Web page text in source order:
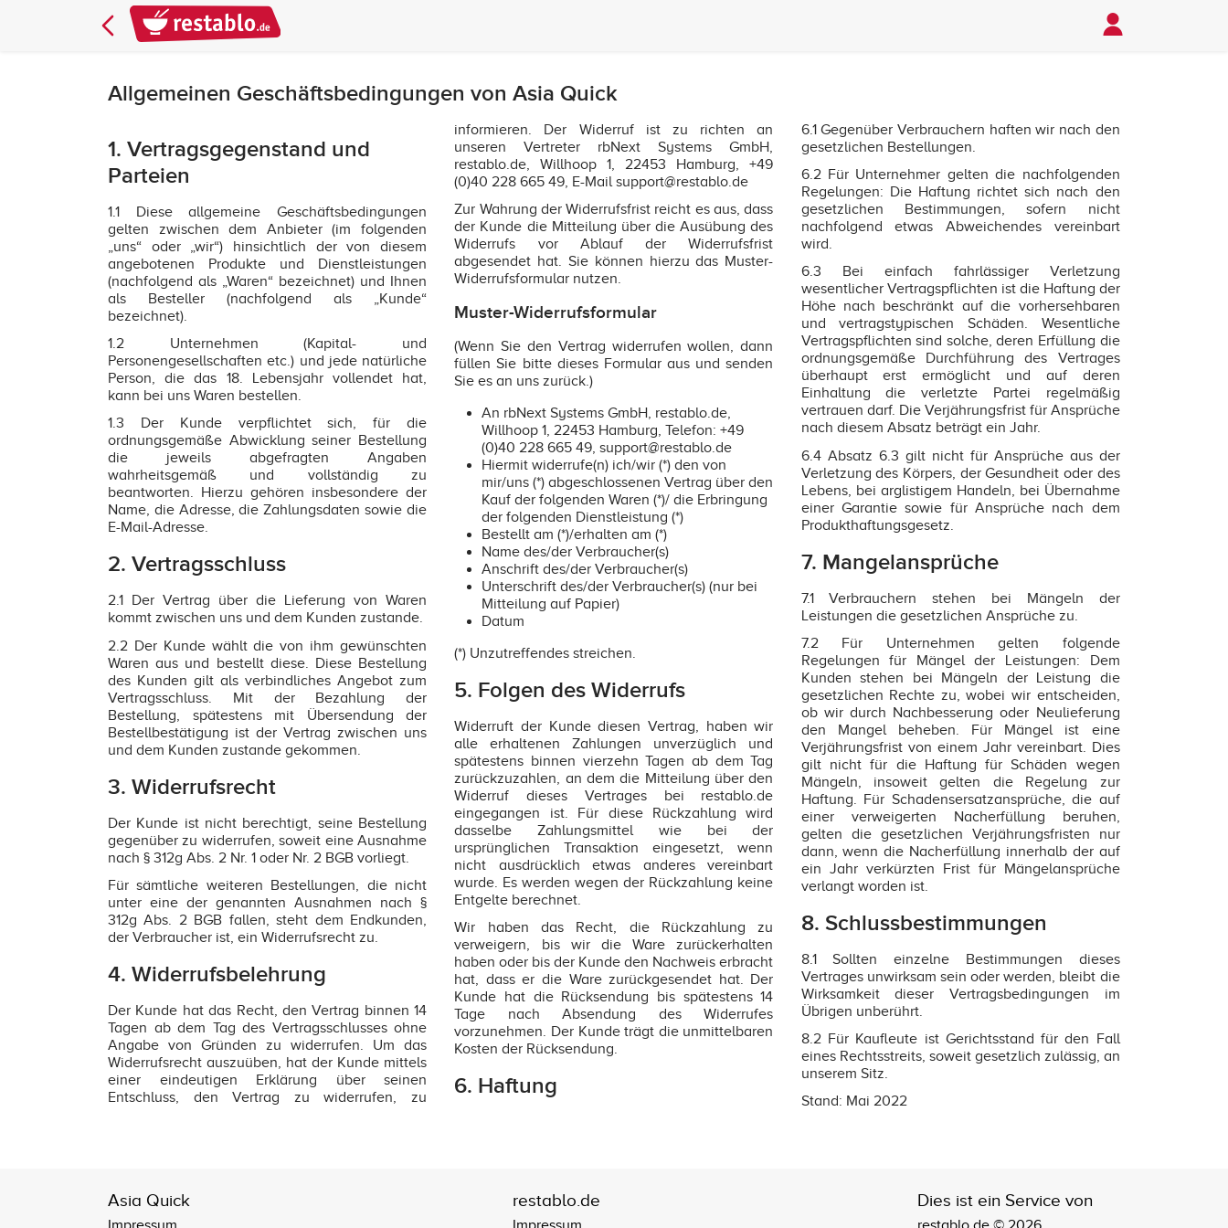
Allgemeinen Geschäftsbedingungen von Asia Quick
1. Vertragsgegenstand und
Parteien
1.1 Diese allgemeine Geschäftsbedingungen
gelten zwischen dem Anbieter (im folgenden
„uns“ oder „wir“) hinsichtlich der von diesem
angebotenen Produkte und Dienstleistungen
(nachfolgend als „Waren“ bezeichnet) und Ihnen
als Besteller (nachfolgend als „Kunde“
bezeichnet).
1.2 Unternehmen (Kapital- und
Personengesellschaften etc.) und jede natürliche
Person, die das 18. Lebensjahr vollendet hat,
kann bei uns Waren bestellen.
1.3 Der Kunde verpflichtet sich, für die
ordnungsgemäße Abwicklung seiner Bestellung
die jeweils abgefragten Angaben
wahrheitsgemäß und vollständig zu
beantworten. Hierzu gehören insbesondere der
Name, die Adresse, die Zahlungsdaten sowie die
E-Mail-Adresse.
2. Vertragsschluss
2.1 Der Vertrag über die Lieferung von Waren
kommt zwischen uns und dem Kunden zustande.
2.2 Der Kunde wählt die von ihm gewünschten
Waren aus und bestellt diese. Diese Bestellung
des Kunden gilt als verbindliches Angebot zum
Vertragsschluss. Mit der Bezahlung der
Bestellung, spätestens mit Übersendung der
Bestellbestätigung ist der Vertrag zwischen uns
und dem Kunden zustande gekommen.
3. Widerrufsrecht
Der Kunde ist nicht berechtigt, seine Bestellung
gegenüber zu widerrufen, soweit eine Ausnahme
nach § 312g Abs. 2 Nr. 1 oder Nr. 2 BGB vorliegt.
Für sämtliche weiteren Bestellungen, die nicht
unter eine der genannten Ausnahmen nach §
312g Abs. 2 BGB fallen, steht dem Endkunden,
der Verbraucher ist, ein Widerrufsrecht zu.
4. Widerrufsbelehrung
Der Kunde hat das Recht, den Vertrag binnen 14
Tagen ab dem Tag des Vertragsschlusses ohne
Angabe von Gründen zu widerrufen. Um das
Widerrufsrecht auszuüben, hat der Kunde mittels
einer eindeutigen Erklärung über seinen
Entschluss, den Vertrag zu widerrufen, zu
informieren. Der Widerruf ist zu richten an
unseren Vertreter rbNext Systems GmbH,
restablo.de, Willhoop 1, 22453 Hamburg, +49
(0)40 228 665 49, E-Mail support@restablo.de
Zur Wahrung der Widerrufsfrist reicht es aus, dass
der Kunde die Mitteilung über die Ausübung des
Widerrufs vor Ablauf der Widerrufsfrist
abgesendet hat. Sie können hierzu das Muster-
Widerrufsformular nutzen.
Muster-Widerrufsformular
(Wenn Sie den Vertrag widerrufen wollen, dann
füllen Sie bitte dieses Formular aus und senden
Sie es an uns zurück.)
An rbNext Systems GmbH, restablo.de,
Willhoop 1, 22453 Hamburg, Telefon: +49
(0)40 228 665 49, support@restablo.de
Hiermit widerrufe(n) ich/wir (*) den von
mir/uns (*) abgeschlossenen Vertrag über den
Kauf der folgenden Waren (*)/ die Erbringung
der folgenden Dienstleistung (*)
Bestellt am (*)/erhalten am (*)
Name des/der Verbraucher(s)
Anschrift des/der Verbraucher(s)
Unterschrift des/der Verbraucher(s) (nur bei
Mitteilung auf Papier)
Datum
(*) Unzutreffendes streichen.
5. Folgen des Widerrufs
Widerruft der Kunde diesen Vertrag, haben wir
alle erhaltenen Zahlungen unverzüglich und
spätestens binnen vierzehn Tagen ab dem Tag
zurückzuzahlen, an dem die Mitteilung über den
Widerruf dieses Vertrages bei restablo.de
eingegangen ist. Für diese Rückzahlung wird
dasselbe Zahlungsmittel wie bei der
ursprünglichen Transaktion eingesetzt, wenn
nicht ausdrücklich etwas anderes vereinbart
wurde. Es werden wegen der Rückzahlung keine
Entgelte berechnet.
Wir haben das Recht, die Rückzahlung zu
verweigern, bis wir die Ware zurückerhalten
haben oder bis der Kunde den Nachweis erbracht
hat, dass er die Ware zurückgesendet hat. Der
Kunde hat die Rücksendung bis spätestens 14
Tage nach Absendung des Widerrufes
vorzunehmen. Der Kunde trägt die unmittelbaren
Kosten der Rücksendung.
6. Haftung
6.1 Gegenüber Verbrauchern haften wir nach den
gesetzlichen Bestellungen.
6.2 Für Unternehmer gelten die nachfolgenden
Regelungen: Die Haftung richtet sich nach den
gesetzlichen Bestimmungen, sofern nicht
nachfolgend etwas Abweichendes vereinbart
wird.
6.3 Bei einfach fahrlässiger Verletzung
wesentlicher Vertragspflichten ist die Haftung der
Höhe nach beschränkt auf die vorhersehbaren
und vertragstypischen Schäden. Wesentliche
Vertragspflichten sind solche, deren Erfüllung die
ordnungsgemäße Durchführung des Vertrages
überhaupt erst ermöglicht und auf deren
Einhaltung die verletzte Partei regelmäßig
vertrauen darf. Die Verjährungsfrist für Ansprüche
nach diesem Absatz beträgt ein Jahr.
6.4 Absatz 6.3 gilt nicht für Ansprüche aus der
Verletzung des Körpers, der Gesundheit oder des
Lebens, bei arglistigem Handeln, bei Übernahme
einer Garantie sowie für Ansprüche nach dem
Produkthaftungsgesetz.
7. Mangelansprüche
7.1 Verbrauchern stehen bei Mängeln der
Leistungen die gesetzlichen Ansprüche zu.
7.2 Für Unternehmen gelten folgende
Regelungen für Mängel der Leistungen: Dem
Kunden stehen bei Mängeln der Leistung die
gesetzlichen Rechte zu, wobei wir entscheiden,
ob wir durch Nachbesserung oder Neulieferung
den Mangel beheben. Für Mängel ist eine
Verjährungsfrist von einem Jahr vereinbart. Dies
gilt nicht für die Haftung für Schäden wegen
Mängeln, insoweit gelten die Regelung zur
Haftung. Für Schadensersatzansprüche, die auf
einer verweigerten Nacherfüllung beruhen,
gelten die gesetzlichen Verjährungsfristen nur
dann, wenn die Nacherfüllung innerhalb der auf
ein Jahr verkürzten Frist für Mängelansprüche
verlangt worden ist.
8. Schlussbestimmungen
8.1 Sollten einzelne Bestimmungen dieses
Vertrages unwirksam sein oder werden, bleibt die
Wirksamkeit dieser Vertragsbedingungen im
Übrigen unberührt.
8.2 Für Kaufleute ist Gerichtsstand für den Fall
eines Rechtsstreits, soweit gesetzlich zulässig, an
unserem Sitz.
Stand: Mai 2022
Asia Quick restablo.de Dies ist ein Service von